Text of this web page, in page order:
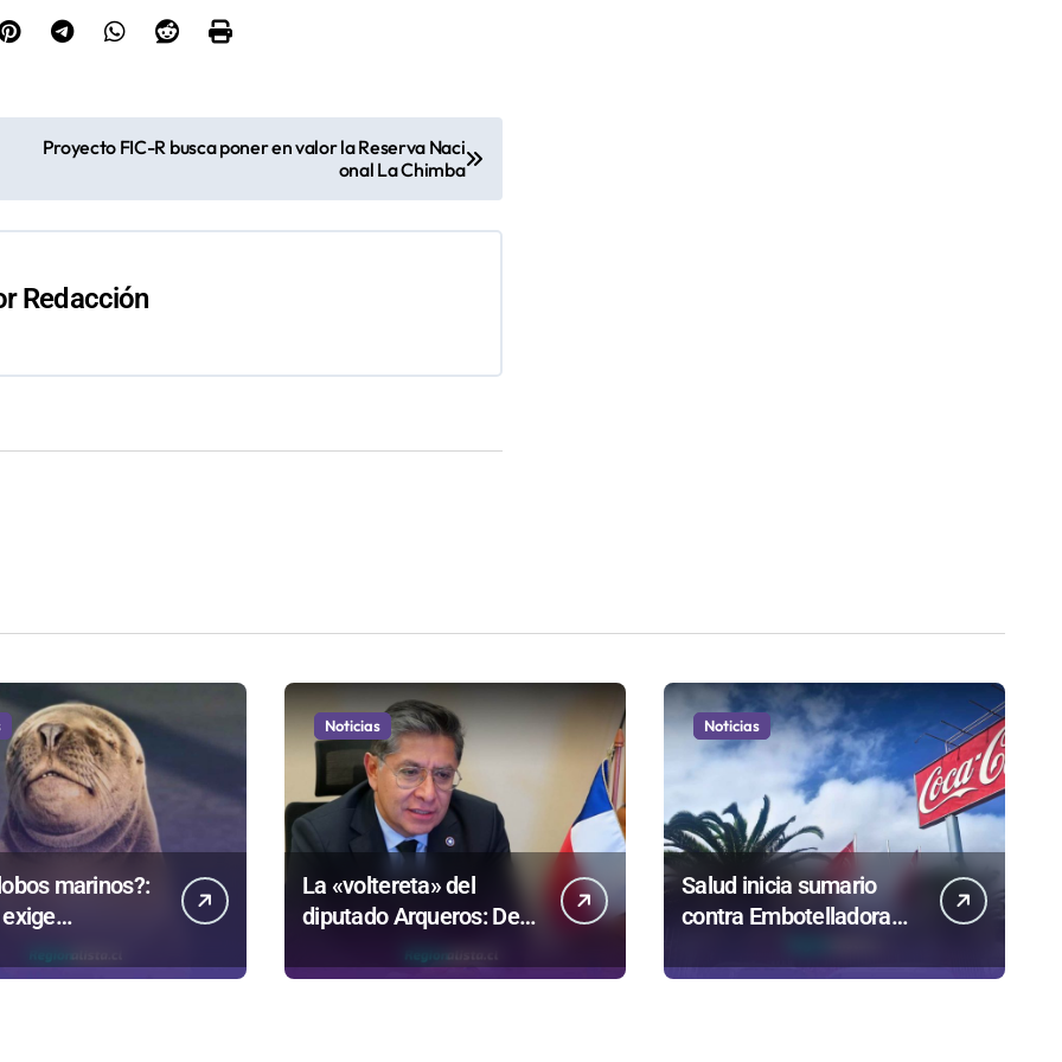
Proyecto FIC-R busca poner en valor la Reserva Naci
onal La Chimba
Redacción
marinos?:
Noticias
La «voltereta» del
diputado Arqueros: De
estar de acuerdo con
privatizar Codelco a
Noticias
Salud inicia sumario
contra Embotelladora
caldera por graves